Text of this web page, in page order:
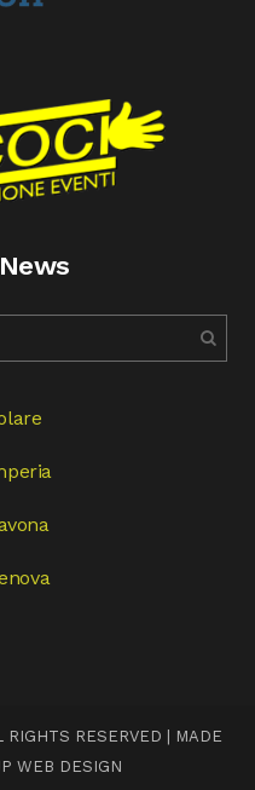
RESERVED | MADE
WEB DESIGN